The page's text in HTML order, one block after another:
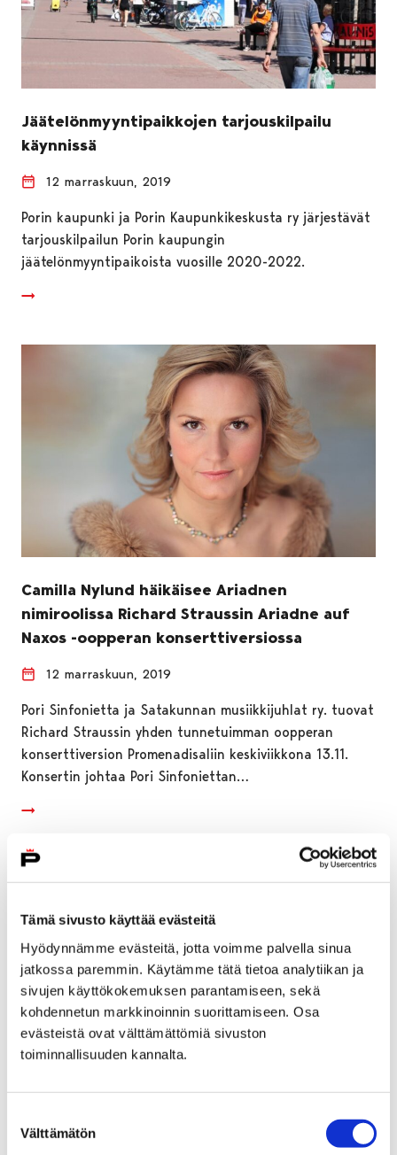
Tämä sivusto käyttää evästeitä
Hyödynnämme evästeitä, jotta voimme palvella sinua
jatkossa paremmin. Käytämme tätä tietoa analytiikan ja
sivujen käyttökokemuksen parantamiseen, sekä
kohdennetun markkinoinnin suorittamiseen. Osa
evästeistä ovat välttämättömiä sivuston
toiminnallisuuden kannalta.
valinta
Välttämätön
Jäätelönmyyntipaikkojen tarjouskilpailu
käynnissä
12 marraskuun, 2019
Porin kaupunki ja Porin Kaupunkikeskusta ry järjestävät
tarjouskilpailun Porin kaupungin
jäätelönmyyntipaikoista vuosille 2020-2022.
Camilla Nylund häikäisee Ariadnen
nimiroolissa Richard Straussin Ariadne auf
Naxos -oopperan konserttiversiossa
12 marraskuun, 2019
Pori Sinfonietta ja Satakunnan musiikkijuhlat ry. tuovat
Richard Straussin yhden tunnetuimman oopperan
konserttiversion Promenadisaliin keskiviikkona 13.11.
Konsertin johtaa Pori Sinfoniettan…
nyt hakemusta tulemaan